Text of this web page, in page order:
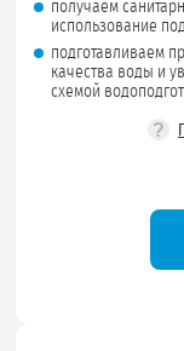
получаем
использование
подготавливаем
качества воды и
схемой
?